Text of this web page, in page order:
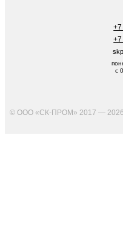
+7
+7
с
© ООО «СК-ПРОМ» 2017 —